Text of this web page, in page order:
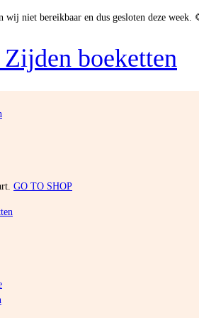
wij niet bereikbaar en dus gesloten deze week.
boeketten
GO TO SHOP